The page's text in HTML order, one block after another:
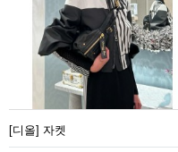
[디올] 자켓